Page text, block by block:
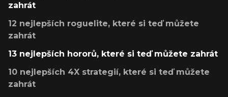
zahrát
12 nejlepších roguelite, které si teď můžete
zahrát
13 nejlepších hororů, které si teď můžete zahrát
10 nejlepších 4X strategií, které si teď můžete
zahrát